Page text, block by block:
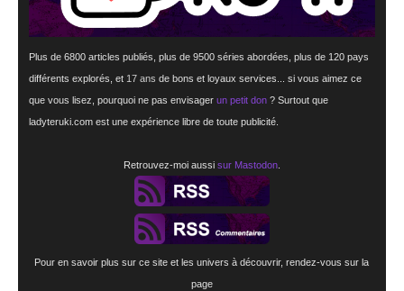
Plus de 6800 articles publiés, plus de 9500 séries abordées, plus de 120 pays
différents explorés, et 17 ans de bons et loyaux services... si vous aimez ce
que vous lisez, pourquoi ne pas envisagerun petit don ? Surtout que
ladyteruki.com est une expérience libre de toute publicité.
Retrouvez-moi aussi sur Mastodon.
Pour en savoir plus sur ce site et les univers à découvrir, rendez-vous sur la
page